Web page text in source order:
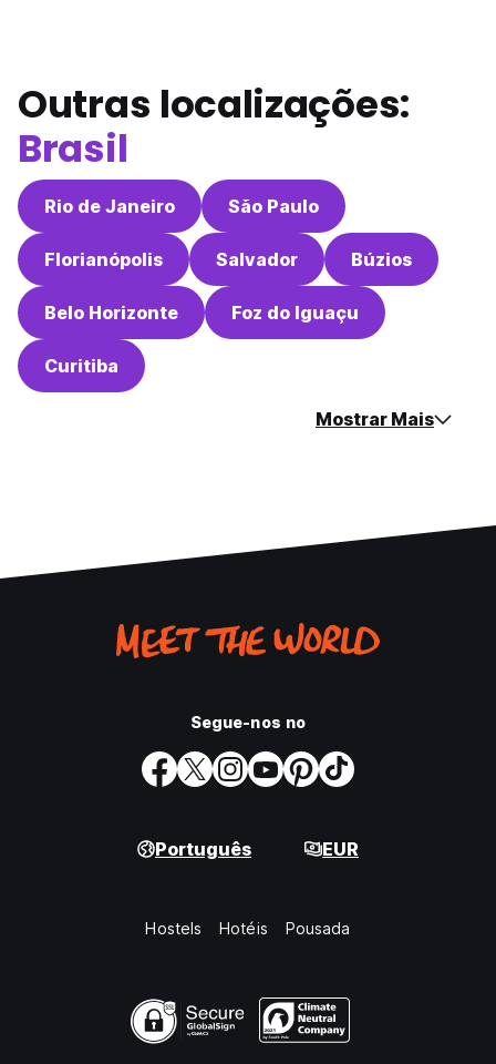
Outras localizações:
Brasil
Rio de Janeiro São Paulo
Florianópolis Salvador Búzios
Belo Horizonte Foz do Iguaçu
Curitiba
Mostrar Mais
Segue-nos no
Português EUR
Hostels Hotéis Pousada